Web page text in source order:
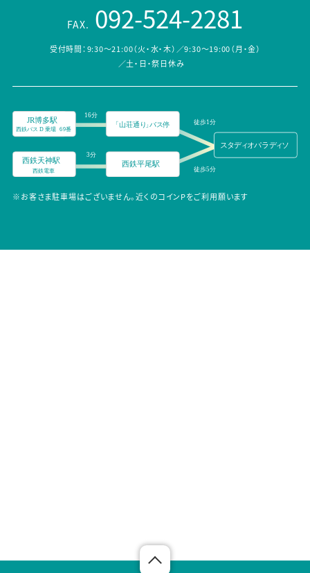
FAX. 092-524-2281
受付時間：9:30～21:00（火・水・木）／9:30～19:00（月・金）
／土・日・祭日休み
※お客さま駐車場はございません。近くのコインPをご利用願います